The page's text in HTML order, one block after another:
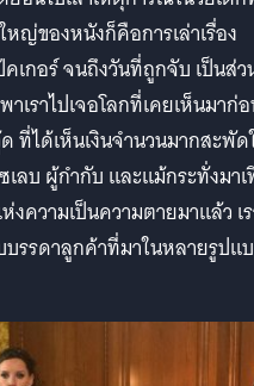
ญ่ของหนังก็คือการเล่าเรื่อง
คเกอร์ จนถึงวันที่ถูกจับ เป็นส่
เราไปเจอโลกที่เคยเห็นมาก่
ที่ได้เห็นเงินจำนวนมากสะพัด
ลบ ผู้กำกับ และแม้กระทั่งมา
ความเป็นความตายมาแล้ว เ
รรดาลูกค้าที่มาในหลายรูปแ